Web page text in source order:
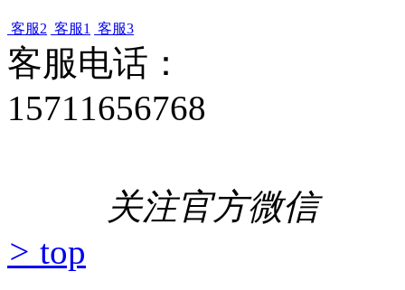
客服2 客服1 客服3
客服电话：
15711656768
关注官方微信
> top